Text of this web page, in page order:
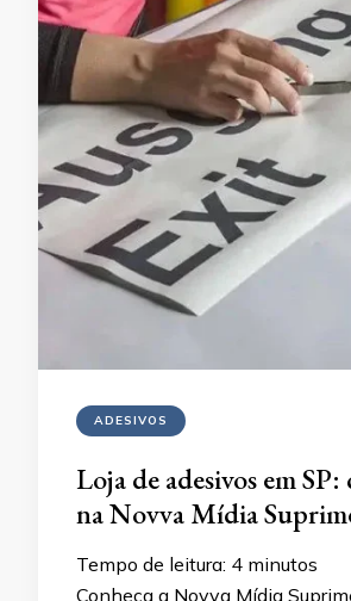
ADESIVOS
Loja de adesivos em
na Novva Mídia
Tempo de leitura: 4 minutos
Conheça a Novva Mídia